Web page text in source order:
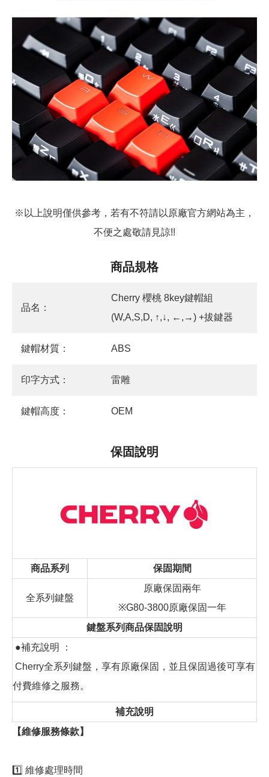
※以上說明僅供參考，若有不符請以原廠官方網站為主，
不便之處敬請見諒!!
商品規格
品名：
Cherry 櫻桃 8key鍵帽組
(W,A,S,D, ↑,↓, ←,→) +拔鍵器
鍵帽材質： ABS
印字方式： 雷雕
鍵帽高度： OEM
保固說明
商品系列 保固期間
全系列鍵盤
原廠保固兩年
※G80-3800原廠保固一年
鍵盤系列商品保固說明
●補充說明 ：
Cherry全系列鍵盤，享有原廠保固，並且保固過後可享有
付費維修之服務。
補充說明
【維修服務條款】
1️⃣ 維修處理時間